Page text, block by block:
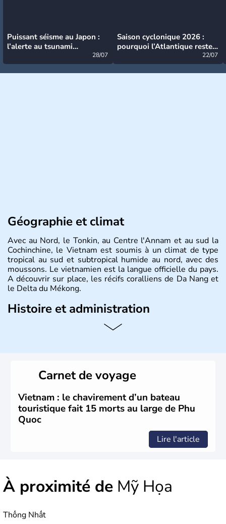
Puissant séisme au Japon :
l’alerte au tsunami
28/07
Saison cyclonique 2026 :
pourquoi l’Atlantique reste
22/07
Géographie et climat
Avec au Nord, le Tonkin, au Centre l'Annam et au sud la
Cochinchine, le Vietnam est soumis à un climat de type
tropical au sud et subtropical humide au nord, avec des
moussons. Le vietnamien est la langue officielle du pays.
A découvrir sur place, les récifs coralliens de Da Nang et
le Delta du Mékong.
Histoire et administration
Pays d'Asie du Sud-Est situé sur l'est de la péninsule
nom récent de l'ancienne Saïgon.
Carnet de voyage
Vietnam : le chavirement d’un bateau
touristique fait 15 morts au large de Phu
Quoc
Lire l'article
À proximité de Mỹ Họa
Thống Nhất